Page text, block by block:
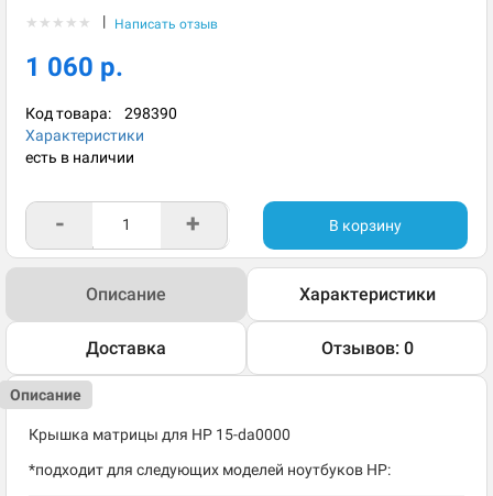
★ ★ ★ ★ ★ | Написать отзыв
1 060 р.
Код товара: 298390
Характеристики
есть в наличии
- + В корзину
Описание Характеристики
Доставка Отзывов: 0
Описание
Крышка матрицы для HP 15-da0000
*подходит для следующих моделей ноутбуков HP: